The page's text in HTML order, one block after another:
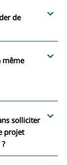
de
même
solliciter
projet